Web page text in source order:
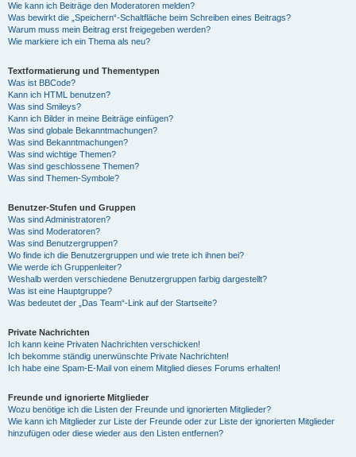
Wie kann ich Beiträge den Moderatoren melden?
Was bewirkt die „Speichern“-Schaltfläche beim Schreiben eines Beitrags?
Warum muss mein Beitrag erst freigegeben werden?
Wie markiere ich ein Thema als neu?
Textformatierung und Thementypen
Was ist BBCode?
Kann ich HTML benutzen?
Was sind Smileys?
Kann ich Bilder in meine Beiträge einfügen?
Was sind globale Bekanntmachungen?
Was sind Bekanntmachungen?
Was sind wichtige Themen?
Was sind geschlossene Themen?
Was sind Themen-Symbole?
Benutzer-Stufen und Gruppen
Was sind Administratoren?
Was sind Moderatoren?
Was sind Benutzergruppen?
Wo finde ich die Benutzergruppen und wie trete ich ihnen bei?
Wie werde ich Gruppenleiter?
Weshalb werden verschiedene Benutzergruppen farbig dargestellt?
Was ist eine Hauptgruppe?
Was bedeutet der „Das Team“-Link auf der Startseite?
Private Nachrichten
Ich kann keine Privaten Nachrichten verschicken!
Ich bekomme ständig unerwünschte Private Nachrichten!
Ich habe eine Spam-E-Mail von einem Mitglied dieses Forums erhalten!
Freunde und ignorierte Mitglieder
Wozu benötige ich die Listen der Freunde und ignorierten Mitglieder?
Wie kann ich Mitglieder zur Liste der Freunde oder zur Liste der ignorierten Mitglieder
hinzufügen oder diese wieder aus den Listen entfernen?